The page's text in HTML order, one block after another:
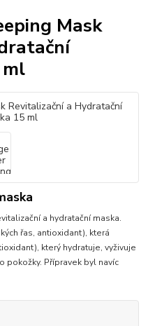
Mask
a hydratační maska.
řas, antioxidant), která
který hydratuje, vyživuje
pokožky. Přípravek byl navíc